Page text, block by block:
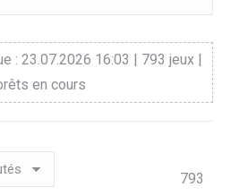
: 23.07.2026 16:03 | 793 jeux |
en cours
793